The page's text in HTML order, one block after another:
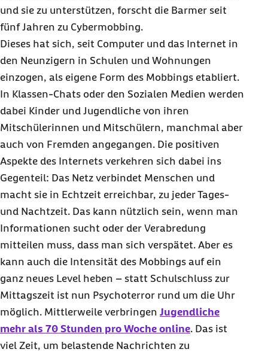
und sie zu unterstützen, forscht die Barmer seit
fünf Jahren zu Cybermobbing.
Dieses hat sich, seit Computer und das Internet in
den Neunzigern in Schulen und Wohnungen
einzogen, als eigene Form des Mobbings etabliert.
In Klassen-Chats oder den Sozialen Medien werden
dabei Kinder und Jugendliche von ihren
Mitschülerinnen und Mitschülern, manchmal aber
auch von Fremden angegangen. Die positiven
Aspekte des Internets verkehren sich dabei ins
Gegenteil: Das Netz verbindet Menschen und
macht sie in Echtzeit erreichbar, zu jeder Tages-
und Nachtzeit. Das kann nützlich sein, wenn man
Informationen sucht oder der Verabredung
mitteilen muss, dass man sich verspätet. Aber es
kann auch die Intensität des Mobbings auf ein
ganz neues Level heben – statt Schulschluss zur
Mittagszeit ist nun Psychoterror rund um die Uhr
möglich. Mittlerweile verbringen Jugendliche
mehr als 70 Stunden pro Woche online. Das ist
viel Zeit, um belastende Nachrichten zu